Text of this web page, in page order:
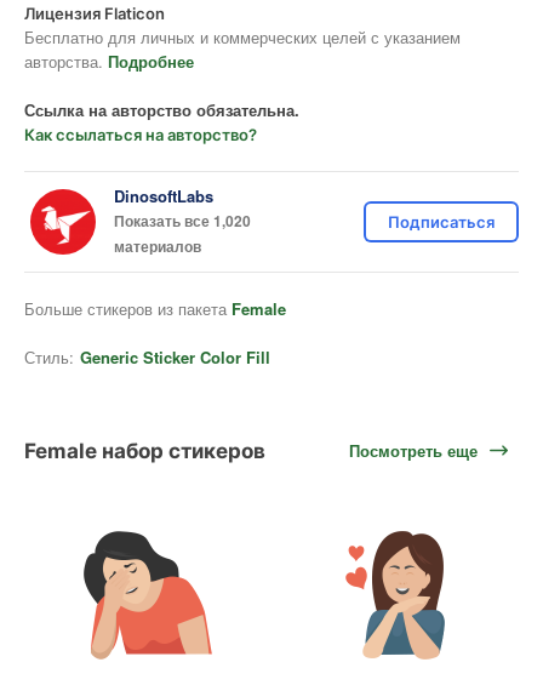
Лицензия Flaticon
Бесплатно для личных и коммерческих целей с указанием
авторства. Подробнее
Ссылка на авторство обязательна.
Как ссылаться на авторство?
DinosoftLabs
Показать все 1,020
материалов
Подписаться
Больше стикеров из пакета Female
Стиль: Generic Sticker Color Fill
Female набор стикеров Посмотреть еще